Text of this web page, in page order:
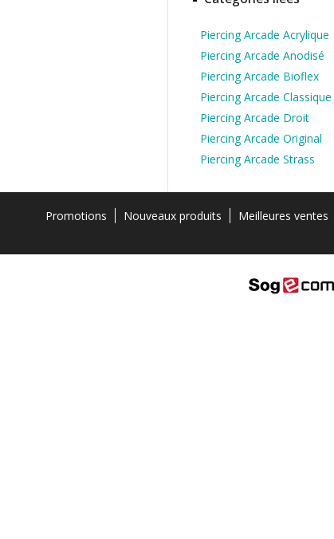
Piercing Arcade Acrylique
Piercing Arcade Anodisé
Piercing Arcade Bioflex
Piercing Arcade Classique
Piercing Arcade Droit
Piercing Arcade Original
Piercing Arcade Strass
Promotions Nouveaux produits Meilleures ventes